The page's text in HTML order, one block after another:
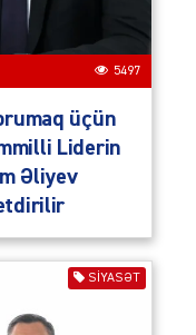
5497
üçün
Liderin
Əliyev
SIYASƏT